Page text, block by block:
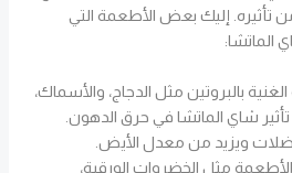
تأثيره. إليك بعض الأطعمة التي
الماتشا:
بالبروتين مثل الدجاج، والأسماك،
شاي الماتشا في حرق الدهون.
ويزيد من معدل الأيض.
الأطعمة مثل الخضروات الورقية،